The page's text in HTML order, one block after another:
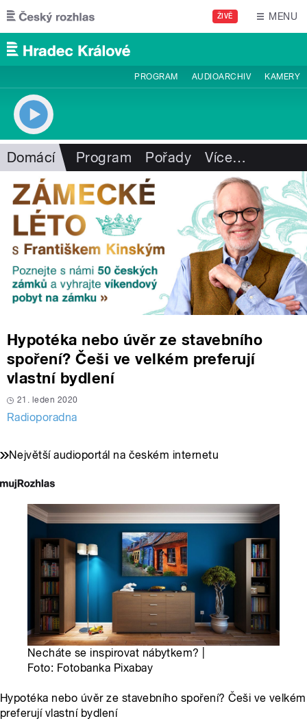
Přejít k hlavnímu obsahu
ŽIVĚ MENU
PROGRAM AUDIOARCHIV KAMERY
Domácí Program Pořady Více…
Hypotéka nebo úvěr ze stavebního
spoření? Češi ve velkém preferují
vlastní bydlení
21. leden 2020
Radioporadna
Největší audioportál na českém internetu
Necháte se inspirovat nábytkem? |
Foto: Fotobanka Pixabay
Hypotéka nebo úvěr ze stavebního spoření? Češi ve velkém
preferují vlastní bydlení